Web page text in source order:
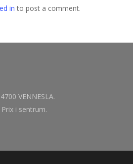
in to post a comment.
VENNESLA.
i sentrum.